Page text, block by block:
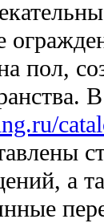
пол,
а